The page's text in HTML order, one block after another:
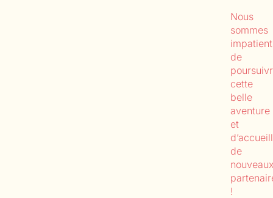
Nous
sommes
de
cette
belle
aventure
et
de
!